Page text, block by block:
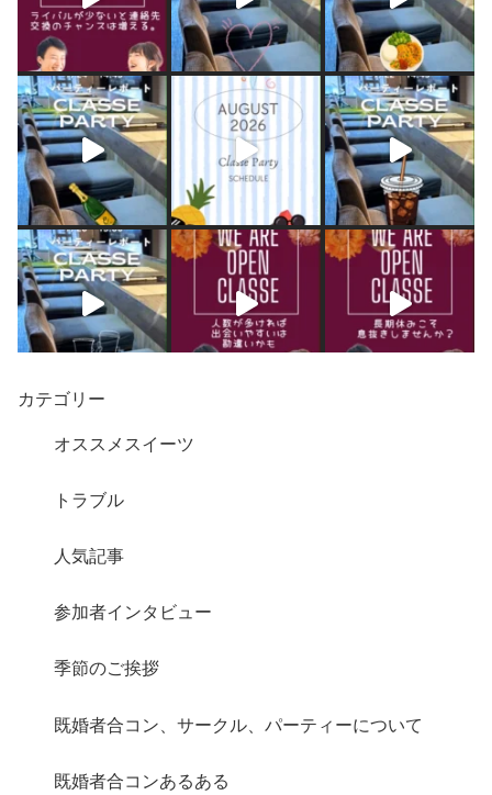
さらに読み込む
カテゴリー
オススメスイーツ
トラブル
人気記事
参加者インタビュー
季節のご挨拶
既婚者合コン、サークル、パーティーについて
既婚者合コンあるある